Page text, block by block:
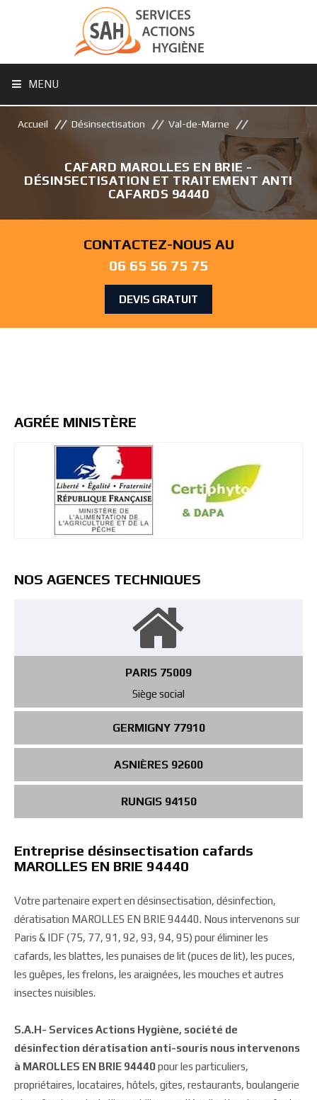
MENU
Accueil Désinsectisation Val-de-Marne
CAFARD MAROLLES EN BRIE -
DÉSINSECTISATION ET TRAITEMENT ANTI
CAFARDS 94440
CONTACTEZ-NOUS AU
06 65 56 75 75
DEVIS GRATUIT
AGRÉE MINISTÈRE
NOS AGENCES TECHNIQUES
PARIS 75009
Siège social
GERMIGNY 77910
ASNIÈRES 92600
RUNGIS 94150
Entreprise désinsectisation cafards
MAROLLES EN BRIE 94440
Votre partenaire expert en désinsectisation, désinfection,
dératisation MAROLLES EN BRIE 94440. Nous intervenons sur
Paris & IDF (75, 77, 91, 92, 93, 94, 95) pour éliminer les
cafards, les blattes, les punaises de lit (puces de lit), les puces,
les guêpes, les frelons, les araignées, les mouches et autres
insectes nuisibles.
S.A.H- Services Actions Hygiène, société de
désinfection dératisation anti-souris nous intervenons
à MAROLLES EN BRIE 94440pour les particuliers,
propriétaires, locataires, hôtels, gites, restaurants, boulangerie